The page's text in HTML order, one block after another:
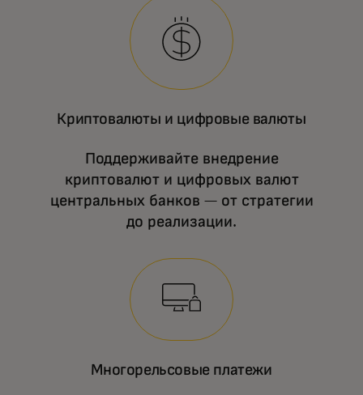
Наши экспертные стратегии оплаты и
коммерческие возможности в области
Криптовалюты и цифровые валюты
Поддерживайте внедрение
криптовалют и цифровых валют
центральных банков — от стратегии
до реализации.
Многорельсовые платежи